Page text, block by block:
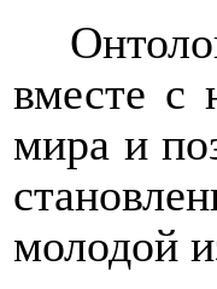
вместе с
мира и
молодой